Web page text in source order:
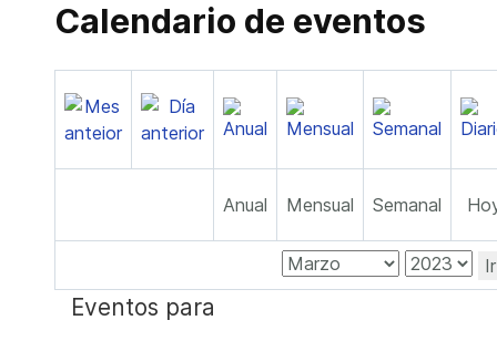
Calendario de eventos
Anual Mensual Semanal
Eventos para